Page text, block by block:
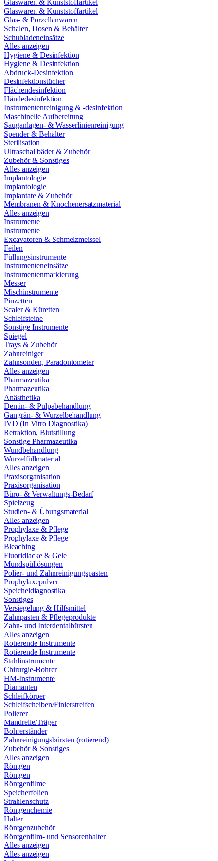
Glaswaren & Kunststoffartikel
Glaswaren & Kunststoffartikel
Glas- & Porzellanwaren
Schalen, Dosen & Behälter
Schubladeneinsätze
Alles anzeigen
Hygiene & Desinfektion
Hygiene & Desinfektion
Abdruck-Desinfektion
Desinfektionstücher
Flächendesinfektion
Händedesinfektion
Instrumentenreinigung & -desinfektion
Maschinelle Aufbereitung
Sauganlagen- & Wasserlinienreinigung
Spender & Behälter
Sterilisation
Ultraschallbäder & Zubehör
Zubehör & Sonstiges
Alles anzeigen
Implantologie
Implantologie
Implantate & Zubehör
Membranen & Knochenersatzmaterial
Alles anzeigen
Instrumente
Instrumente
Excavatoren & Schmelzmeissel
Feilen
Füllungsinstrumente
Instrumenteneinsätze
Instrumentenmarkierung
Messer
Mischinstrumente
Pinzetten
Scaler & Küretten
Schleifsteine
Sonstige Instrumente
Spiegel
Trays & Zubehör
Zahnreiniger
Zahnsonden, Paradontometer
Alles anzeigen
Pharmazeutika
Pharmazeutika
Anästhetika
Dentin- & Pulpabehandlung
Gangrän- & Wurzelbehandlung
IVD (In Vitro Diagnostika)
Retraktion, Blutstillung
Sonstige Pharmazeutika
Wundbehandlung
Wurzelfüllmaterial
Alles anzeigen
Praxisorganisation
Praxisorganisation
Büro- & Verwaltungs-Bedarf
Spielzeug
Studien- & Übungsmaterial
Alles anzeigen
Prophylaxe & Pflege
Prophylaxe & Pflege
Bleaching
Fluoridlacke & Gele
Mundspüllösungen
Polier- und Zahnreinigungspasten
Prophylaxepulver
Speicheldiagnostika
Sonstiges
Versiegelung & Hilfsmittel
Zahnpasten & Pflegeprodukte
Zahn- und Interdentalbürsten
Alles anzeigen
Rotierende Instrumente
Rotierende Instrumente
Stahlinstrumente
Chirurgie-Bohrer
HM-Instrumente
Diamanten
Schleifkörper
Schleifscheiben/Finierstreifen
Polierer
Mandrelle/Träger
Bohrerständer
Zahnreinigungsbürsten (rotierend)
Zubehör & Sonstiges
Alles anzeigen
Röntgen
Röntgen
Röntgenfilme
Speicherfolien
Strahlenschutz
Röntgenchemie
Halter
Röntgenzubehör
Röntgenfilm- und Sensorenhalter
Alles anzeigen
Alles anzeigen